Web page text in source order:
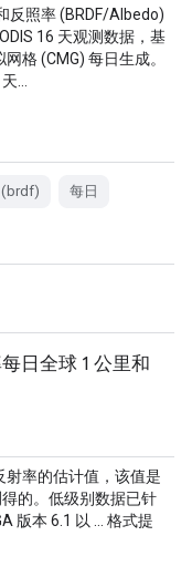
反照率 (BRDF/Albedo)
16 天观测数据，基
格 (CMG) 每日生成。
…
(brdf) 每日
日全球 1 公里和
射率的估计值，该值是
的。低级别数据已针
版本 6.1 以 … 格式提